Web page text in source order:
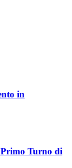
in
Turno di